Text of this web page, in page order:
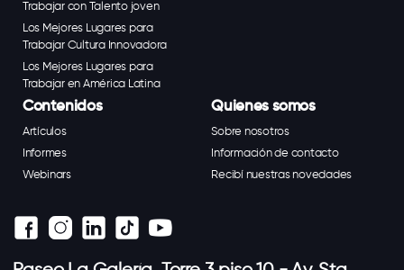
Trabajar con Talento joven
Los Mejores Lugares para
Trabajar Cultura Innovadora
Los Mejores Lugares para
Trabajar en América Latina
Contenidos
Artículos
Informes
Webinars
Quienes somos
Sobre nosotros
Información de contacto
Recibí nuestras novedades